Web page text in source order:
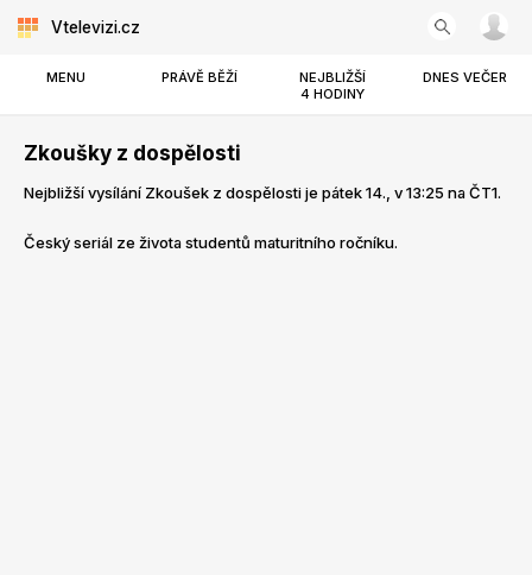
Vtelevizi.cz
MENU PRÁVĚ BĚŽÍ
NEJBLIŽŠÍ
4 HODINY
DNES VEČER
Zkoušky z dospělosti
Nejbližší vysílání Zkoušek z dospělosti je pátek 14., v 13:25 na ČT1.
Český seriál ze života studentů maturitního ročníku.